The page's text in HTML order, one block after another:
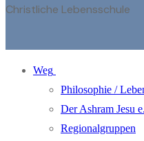
Christliche Lebensschule
Weg
Philosophie /
Der Ashram Jesu
Regionalgruppen